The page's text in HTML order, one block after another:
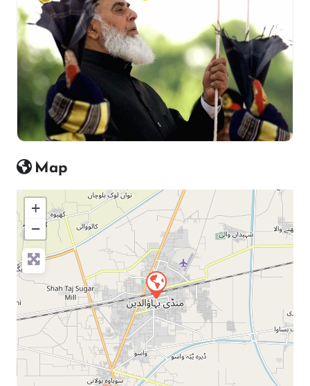
Map
+
−
Press Enter key to search